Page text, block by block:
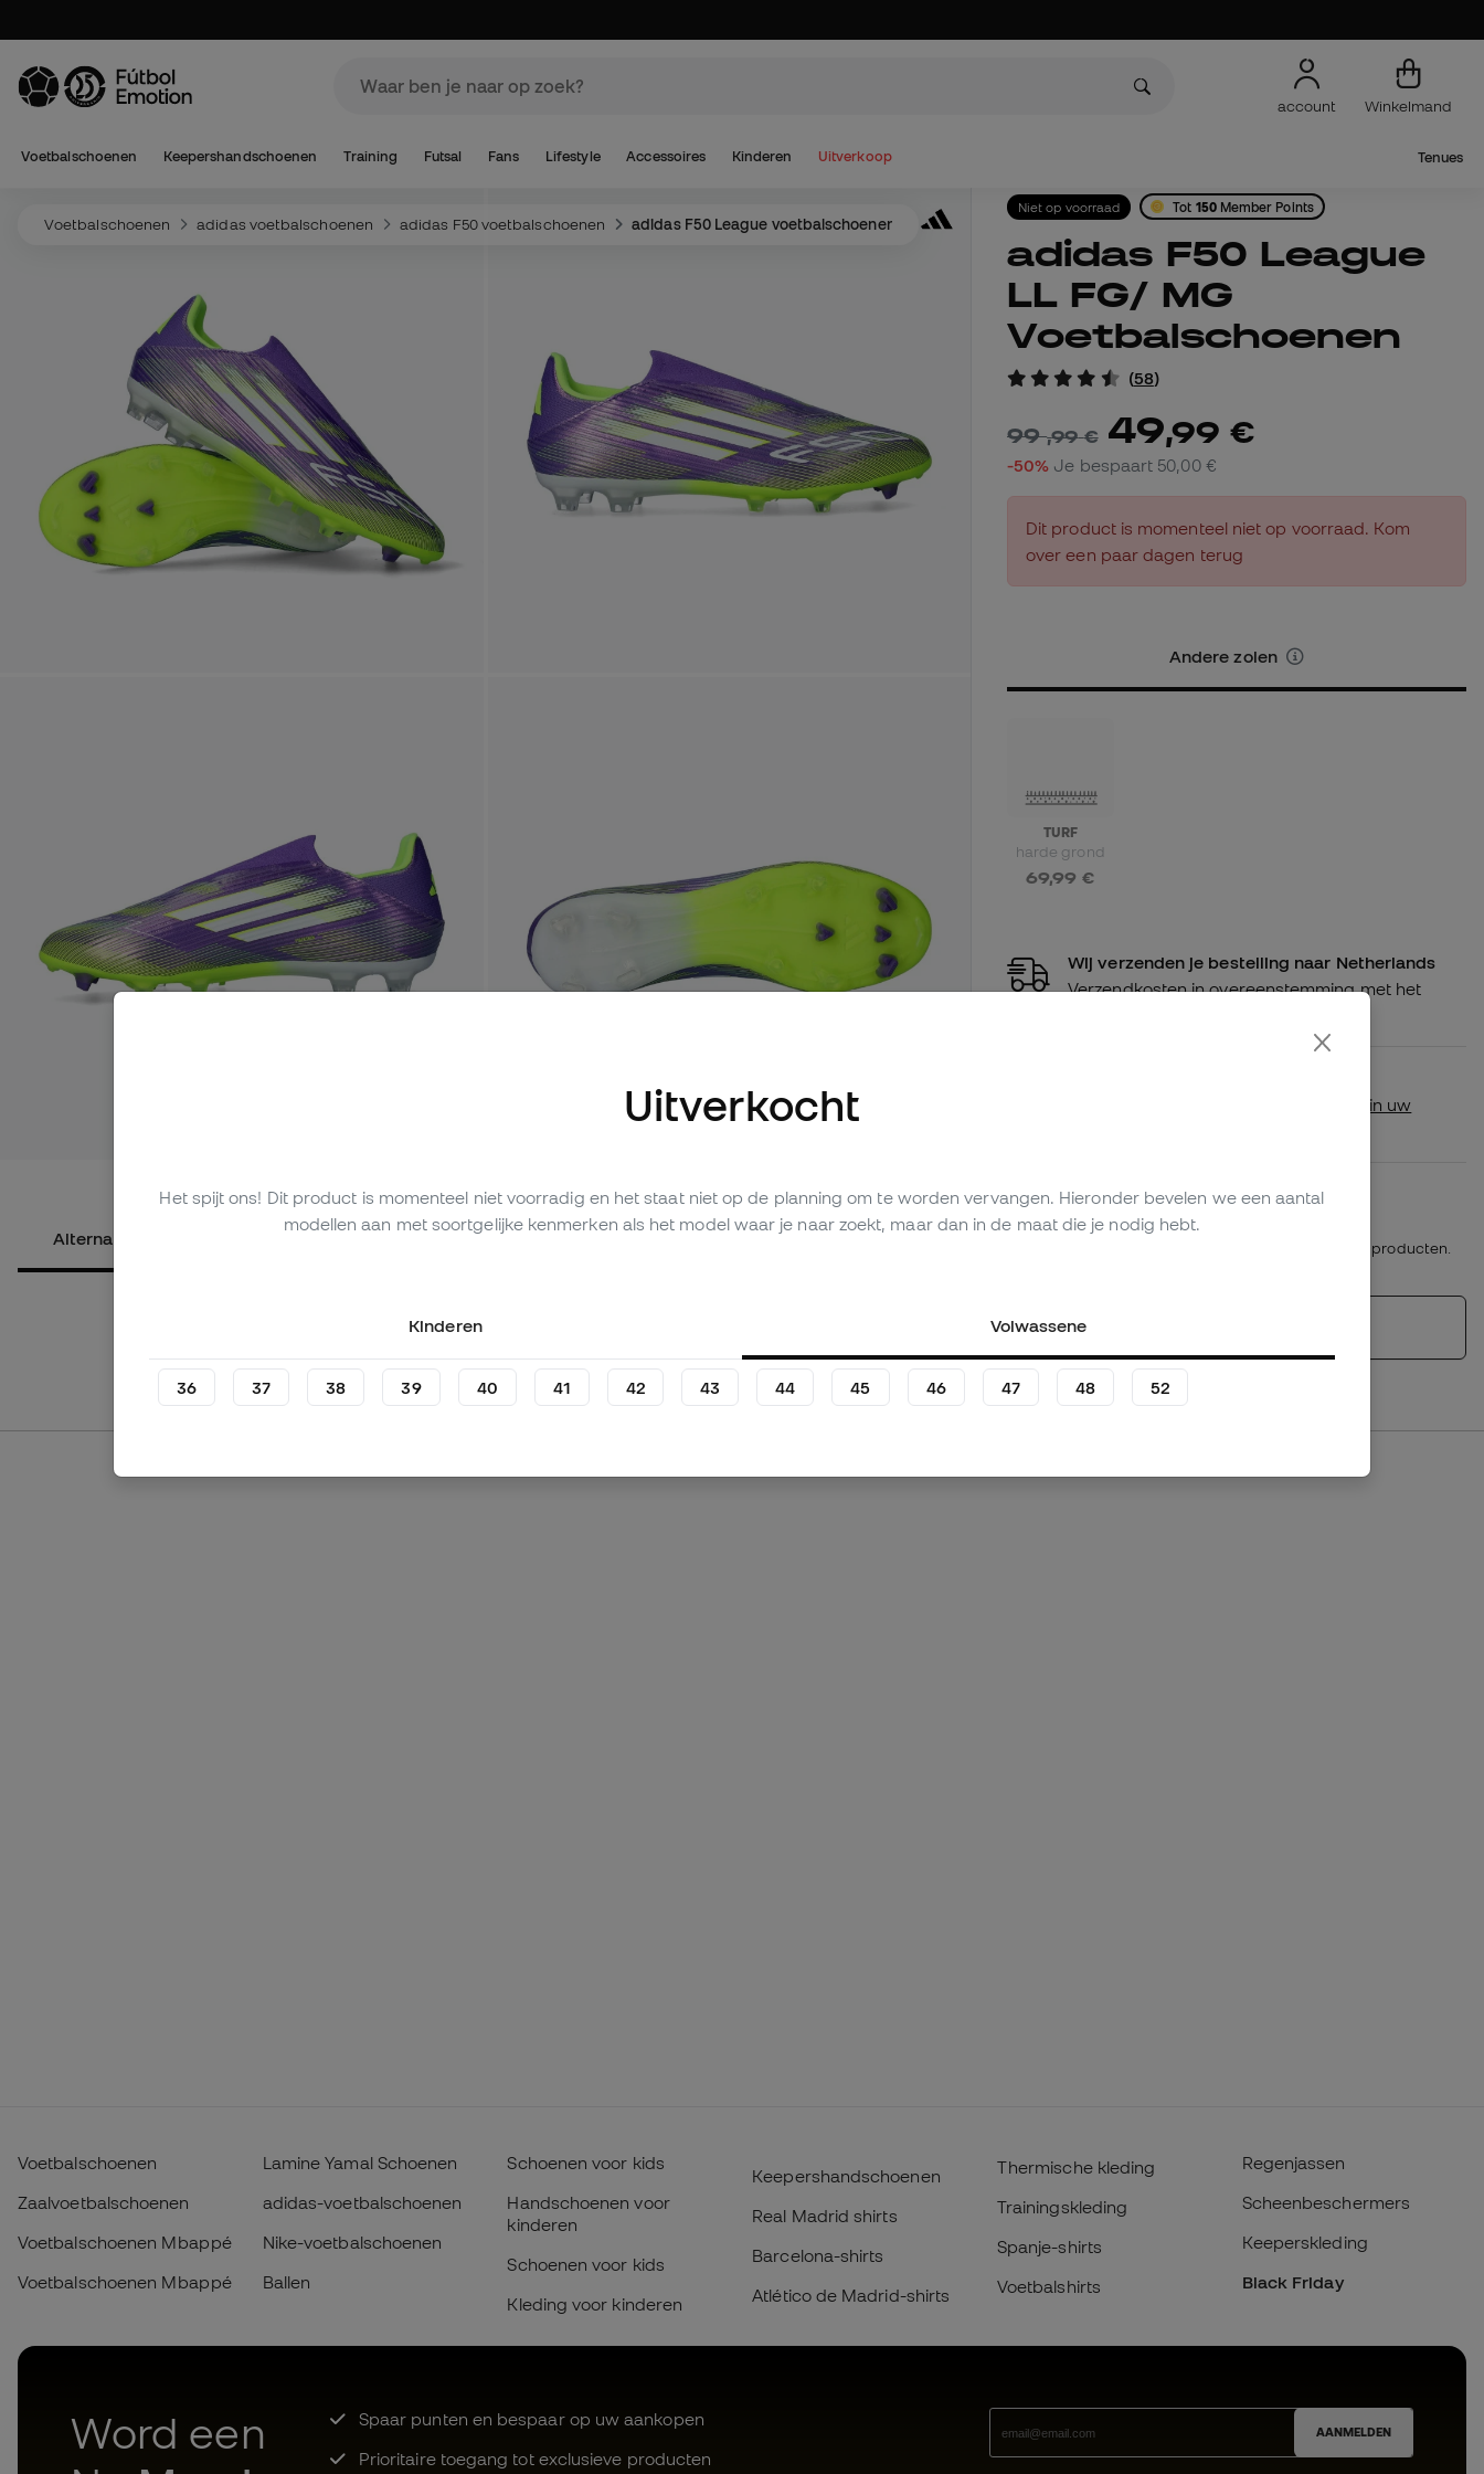
account Winkelmand
Voetbalschoenen Keepershandschoenen Training Futsal Fans Lifestyle Accessoires Kinderen Uitverkoop Tenues
Voetbalschoenen adidas voetbalschoenen adidas F50 voetbalschoenen adidas F50 League voetbalschoenen
Alternatieve producten Vergelijkingstabel
Niet op voorraad Tot 150Member Points
adidas F50 League
LL FG/ MG
Voetbalschoenen
(58)
99,99 € 49,99 €
-50% Je bespaart 50,00 €
Dit product is momenteel niet op voorraad. Kom
over een paar dagen terug
Andere zolen
TURF
harde grond
69,99 €
Wij verzenden je bestelling naar Netherlands
Verzendkosten in overeenstemming met het
Cheque of dit product beschikbaar is in uw
Plazo de devolución/cambio: 30 días
Retourbeleid
*Niet van toepassing op gepersonaliseerde producten.
Voetbalschoenen
Zaalvoetbalschoenen
Voetbalschoenen Mbappé
Voetbalschoenen Mbappé
Lamine Yamal Schoenen
adidas-voetbalschoenen
Nike-voetbalschoenen
Ballen
Schoenen voor kids
Handschoenen voor
kinderen
Schoenen voor kids
Kleding voor kinderen
Keepershandschoenen
Real Madrid shirts
Barcelona-shirts
Atlético de Madrid-shirts
Thermische kleding
Trainingskleding
Spanje-shirts
Voetbalshirts
Regenjassen
Scheenbeschermers
Keeperskleding
Black Friday
Word een
Spaar punten en bespaar op uw aankopen
Prioritaire toegang tot exclusieve producten
AANMELDEN
Uitverkocht
Het spijt ons! Dit product is momenteel niet voorradig en het staat niet op de planning om te worden vervangen. Hieronder bevelen we een aantal
modellen aan met soortgelijke kenmerken als het model waar je naar zoekt, maar dan in de maat die je nodig hebt.
Kinderen Volwassene
36 37 38 39 40 41 42 43 44 45 46 47 48 52